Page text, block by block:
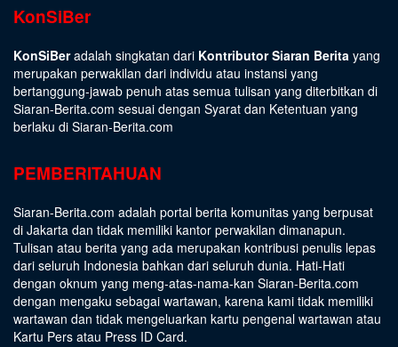
KonSiBer
KonSiBeradalah singkatan dari Kontributor Siaran Berita yang
merupakan perwakilan dari individu atau instansi yang
bertanggung-jawab penuh atas semua tulisan yang diterbitkan di
Siaran-Berita.com sesuai dengan Syarat dan Ketentuan yang
berlaku di Siaran-Berita.com
PEMBERITAHUAN
Siaran-Berita.com adalah portal berita komunitas yang berpusat
di Jakarta dan tidak memiliki kantor perwakilan dimanapun.
Tulisan atau berita yang ada merupakan kontribusi penulis lepas
dari seluruh Indonesia bahkan dari seluruh dunia. Hati-Hati
dengan oknum yang meng-atas-nama-kan Siaran-Berita.com
dengan mengaku sebagai wartawan, karena kami tidak memiliki
wartawan dan tidak mengeluarkan kartu pengenal wartawan atau
Kartu Pers atau Press ID Card.